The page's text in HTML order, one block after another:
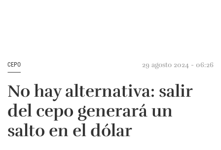
CEPO 29 agosto 2024 - 06:26
No hay alternativa: salir
del cepo generará un
salto en el dólar